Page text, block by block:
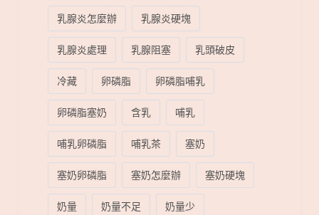
乳腺炎怎麼辦
乳腺炎硬塊
乳腺炎處理
乳腺阻塞
乳頭破皮
冷藏
卵磷脂
卵磷脂哺乳
卵磷脂塞奶
含乳
哺乳
哺乳卵磷脂
哺乳茶
塞奶
塞奶卵磷脂
塞奶怎麼辦
塞奶硬塊
奶量
奶量不足
奶量少